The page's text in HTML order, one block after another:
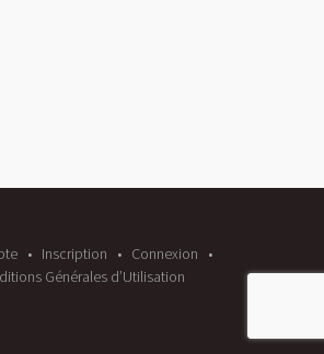
Inscription
Connexion
Générales d’Utilisation